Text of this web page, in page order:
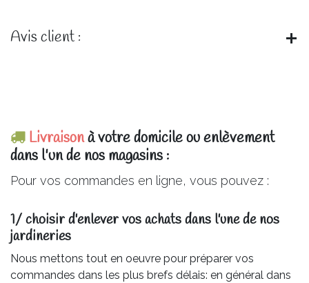
Avis client :
Livraisonà votre domicile ou enlèvement
dans l'un de nos magasins :
Pour vos commandes en ligne, vous pouvez :
1/ choisir d'enlever vos achats dans l'une de nos
jardineries​
Nous mettons tout en oeuvre pour préparer vos
commandes dans les plus brefs délais: en général dans